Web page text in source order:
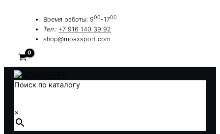
содержимому
Время работы: 900-1700
Тел.: +7 916 140 39 92
shop@moaxsport.com
Поиск по каталогу
×